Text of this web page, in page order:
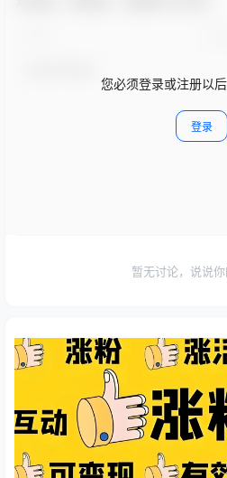
您必须登录或注册以
登录
暂无讨论，说说